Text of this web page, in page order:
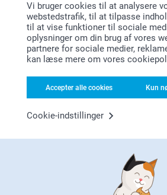
Vi bruger cookies til at analysere
webstedstrafik, til at tilpasse
til at vise funktioner til sociale
oplysninger om din brug af vores
partnere for sociale medier,
kan læse mere om vores
Accepter alle cookies Kun
Cookie-indstillinger
Bonus på alle
Leder du efter